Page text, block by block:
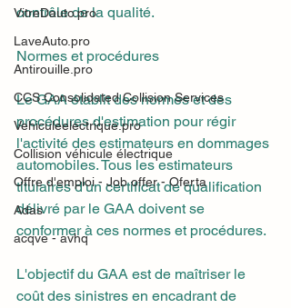
VitreDauto.pro
LaveAuto.pro
Antirouille.pro
CCS Consolidated Collision Services
Vehiculeelectrique.pro
Collision véhicule électrique
Offre d'emploi - Job offer - Oferta
Adas
acqve - avhq
contrôle de la qualité.
Normes et procédures
Le GAA établit des normes et des
procédures d'estimation pour régir
l'activité des estimateurs en dommages
automobiles. Tous les estimateurs
titulaires d'un certificat de qualification
délivré par le GAA doivent se
conformer à ces normes et procédures.
L'objectif du GAA est de maîtriser le
coût des sinistres en encadrant de